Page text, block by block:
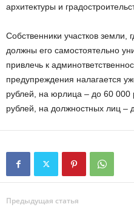
архитектуры и
Собственники участков земли,
должны его самостоятельно
привлечь к
предупреждения налагается
рублей, на юрлица – до 60
рублей, на должностных лиц –
Предыдущая статья